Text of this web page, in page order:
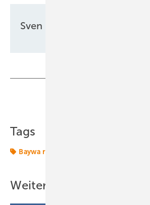
Sven Ullrich
Tags
Baywa r.e.
Weitere Inhalte